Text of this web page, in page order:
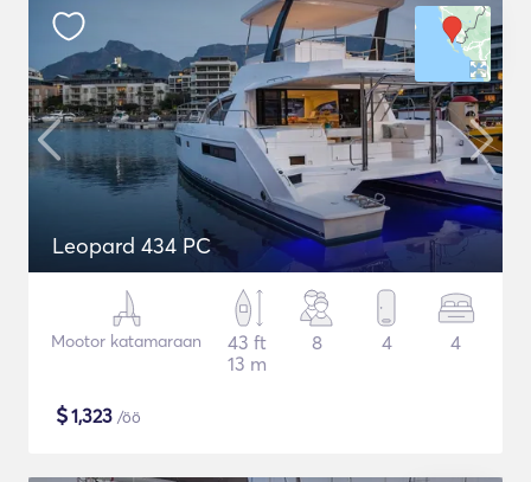
Leopard 434 PC
Mootor katamaraan
43 ft
13 m
8 4 4
$1,323 /öö